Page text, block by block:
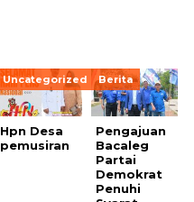
Uncategorized
Hpn Desa
pemusiran
Berita
Pengajuan
Bacaleg
Partai
Demokrat
Penuhi